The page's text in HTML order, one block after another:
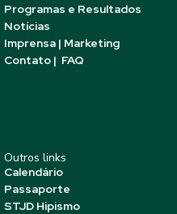
Programas e Resultados
Notícias
Imprensa | Marketing
Contato | FAQ
Outros links
Calendário
Passaporte
STJD Hipismo